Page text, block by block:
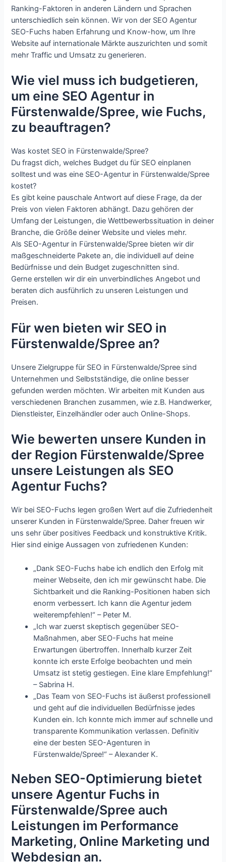
Ranking-Faktoren in anderen Ländern und Sprachen
unterschiedlich sein können. Wir von der SEO Agentur
SEO-Fuchs haben Erfahrung und Know-how, um Ihre
Website auf internationale Märkte auszurichten und somit
mehr Traffic und Umsatz zu generieren.
Wie viel muss ich budgetieren,
um eine SEO Agentur in
Fürstenwalde/Spree, wie Fuchs,
zu beauftragen?
Was kostet SEO in Fürstenwalde/Spree?
Du fragst dich, welches Budget du für SEO einplanen
solltest und was eine SEO-Agentur in Fürstenwalde/Spree
kostet?
Es gibt keine pauschale Antwort auf diese Frage, da der
Preis von vielen Faktoren abhängt. Dazu gehören der
Umfang der Leistungen, die Wettbewerbssituation in deiner
Branche, die Größe deiner Website und vieles mehr.
Als SEO-Agentur in Fürstenwalde/Spree bieten wir dir
maßgeschneiderte Pakete an, die individuell auf deine
Bedürfnisse und dein Budget zugeschnitten sind.
Gerne erstellen wir dir ein unverbindliches Angebot und
beraten dich ausführlich zu unseren Leistungen und
Preisen.
Für wen bieten wir SEO in
Fürstenwalde/Spree an?
Unsere Zielgruppe für SEO in Fürstenwalde/Spree sind
Unternehmen und Selbstständige, die online besser
gefunden werden möchten. Wir arbeiten mit Kunden aus
verschiedenen Branchen zusammen, wie z.B. Handwerker,
Dienstleister, Einzelhändler oder auch Online-Shops.
Wie bewerten unsere Kunden in
der Region Fürstenwalde/Spree
unsere Leistungen als SEO
Agentur Fuchs?
Wir bei SEO-Fuchs legen großen Wert auf die Zufriedenheit
unserer Kunden in Fürstenwalde/Spree. Daher freuen wir
uns sehr über positives Feedback und konstruktive Kritik.
Hier sind einige Aussagen von zufriedenen Kunden:
„Dank SEO-Fuchs habe ich endlich den Erfolg mit
meiner Webseite, den ich mir gewünscht habe. Die
Sichtbarkeit und die Ranking-Positionen haben sich
enorm verbessert. Ich kann die Agentur jedem
weiterempfehlen!“ – Peter M.
„Ich war zuerst skeptisch gegenüber SEO-
Maßnahmen, aber SEO-Fuchs hat meine
Erwartungen übertroffen. Innerhalb kurzer Zeit
konnte ich erste Erfolge beobachten und mein
Umsatz ist stetig gestiegen. Eine klare Empfehlung!“
– Sabrina H.
„Das Team von SEO-Fuchs ist äußerst professionell
und geht auf die individuellen Bedürfnisse jedes
Kunden ein. Ich konnte mich immer auf schnelle und
transparente Kommunikation verlassen. Definitiv
eine der besten SEO-Agenturen in
Fürstenwalde/Spree!“ – Alexander K.
Neben SEO-Optimierung bietet
unsere Agentur Fuchs in
Fürstenwalde/Spree auch
Leistungen im Performance
Marketing, Online Marketing und
Webdesign an.